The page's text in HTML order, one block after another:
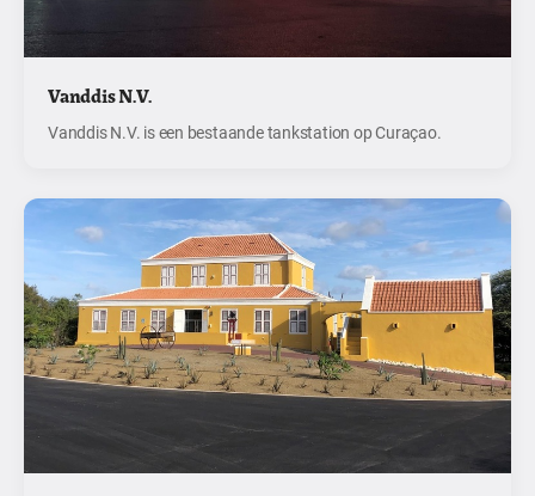
Vanddis N.V.
Vanddis N.V. is een bestaande tankstation op Curaçao.